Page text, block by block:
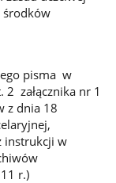
środków
pisma w
2 załącznika nr 1
z dnia 18
instrukcji w
r.)